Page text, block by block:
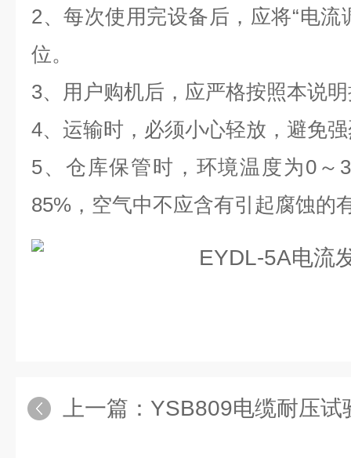
2、每次使用完设备后，应将“电流
位。
3、用户购机后，应严格按照本说
4、运输时，必须小心轻放，避免
5、仓库保管时，环境温度为0～
85% ，空气中不应含有引起腐蚀的
上一篇： YSB809电缆耐压试